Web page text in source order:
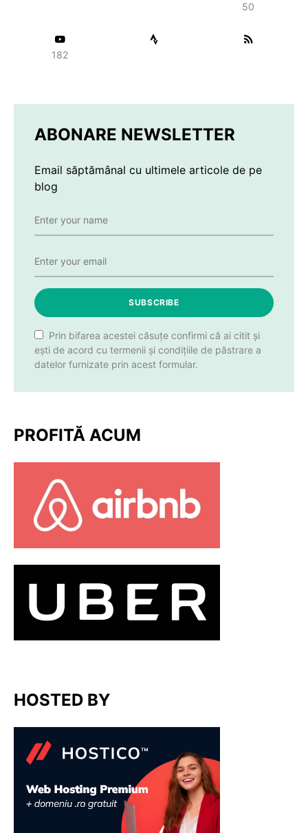
50
182
ABONARE NEWSLETTER
Email săptămânal cu ultimele articole de pe
blog
SUBSCRIBE
Prin bifarea acestei căsuțe confirmi că ai citit și
ești de acord cu termenii și condițiile de păstrare a
datelor furnizate prin acest formular.
PROFITĂ ACUM
HOSTED BY